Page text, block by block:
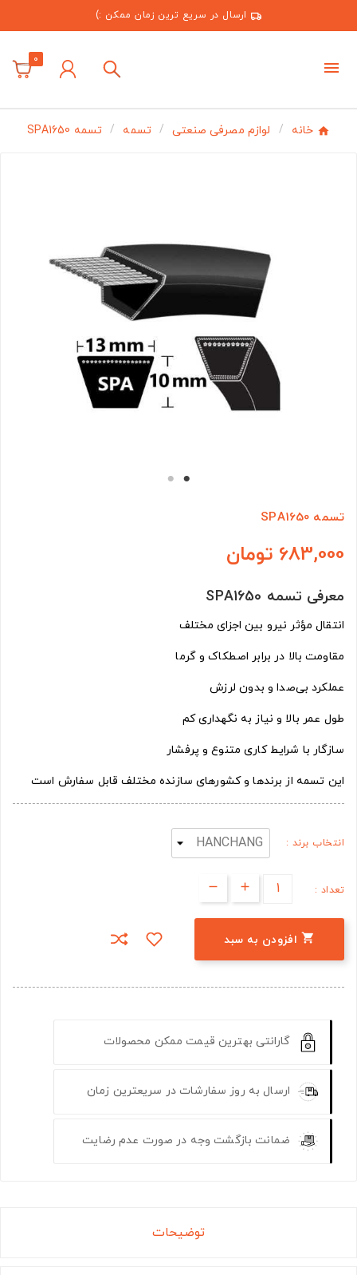
ارسال در سریع ترین زمان ممکن :)
0
خانه لوازم مصرفی صنعتی تسمه تسمه SPA1650
تسمه SPA1650
683,000 تومان
معرفی تسمه SPA1650
انتقال مؤثر نیرو بین اجزای مختلف
مقاومت بالا در برابر اصطکاک و گرما
عملکرد بی‌صدا و بدون لرزش
طول عمر بالا و نیاز به نگهداری کم
سازگار با شرایط کاری متنوع و پرفشار
این تسمه از برندها و کشورهای سازنده مختلف قابل سفارش است
انتخاب برند :
تعداد :
 افزودن به سبد
گارانتی بهترین قیمت ممکن محصولات
ارسال به روز سفارشات در سریعترین زمان
ضمانت بازگشت وجه در صورت عدم رضایت
توضیحات